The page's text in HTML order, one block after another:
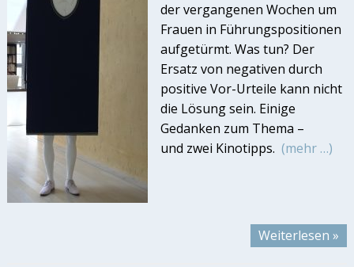
der vergangenen Wochen um
Frauen in Führungspositionen
aufgetürmt. Was tun? Der
Ersatz von negativen durch
positive Vor-Urteile kann nicht
die Lösung sein. Einige
Gedanken zum Thema –
und zwei Kinotipps. (mehr …)
Weiterlesen »